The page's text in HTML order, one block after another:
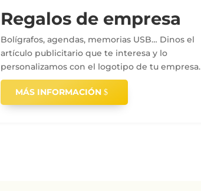
Regalos de empresa
Bolígrafos, agendas, memorias USB… Dinos el
artículo publicitario que te interesa y lo
personalizamos con el logotipo de tu empresa.
MÁS INFORMACIÓN